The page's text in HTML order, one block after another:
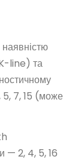
line) та
5, 7, 15 (може
— 2, 4, 5, 16